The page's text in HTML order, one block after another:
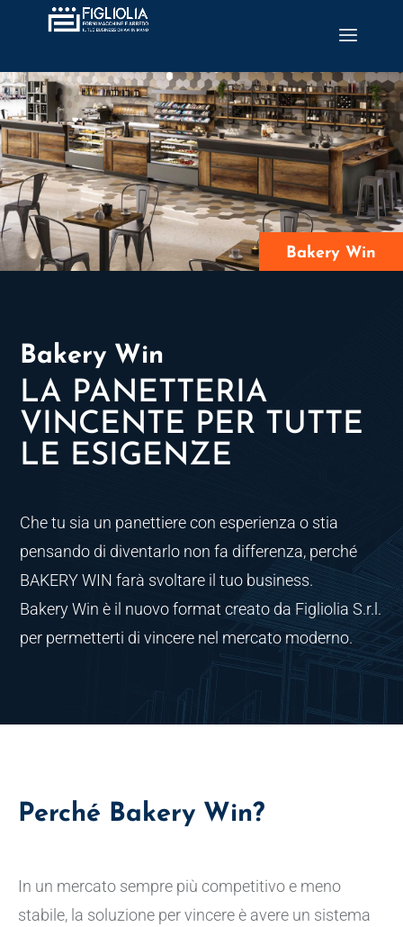
Bakery Win
Bakery Win
LA PANETTERIA
VINCENTE PER TUTTE
LE ESIGENZE
Che tu sia un panettiere con esperienza o stia
pensando di diventarlo non fa differenza, perché
BAKERY WIN farà svoltare il tuo business.
Bakery Win è il nuovo format creato da Figliolia S.r.l.
per permetterti di vincere nel mercato moderno.
Perché Bakery Win?
In un mercato sempre più competitivo e meno
stabile, la soluzione per vincere è avere un sistema